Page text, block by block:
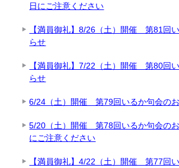
日にご注意ください
【満員御礼】8/26（土）開催 第81回
らせ
【満員御礼】7/22（土）開催 第80回
らせ
6/24（土）開催 第79回いるか句会の
5/20（土）開催 第78回いるか句会の
にご注意ください
【満員御礼】4/22（土）開催 第77回